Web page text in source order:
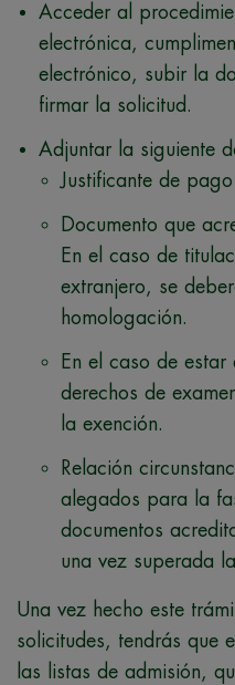
Acceder al
electrónica,
electrónico, subir la
firmar la solicitud.
Adjuntar la siguiente
Justificante de
Documento que
En el caso de
extranjero, se
homologación.
En el caso de
derechos de
la exención.
Relación
alegados para la
documentos
una vez superada
Una vez hecho este
solicitudes, tendrás que
las listas de admisión,